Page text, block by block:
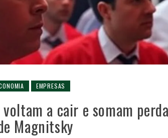
EMPRESAS
voltam a cair e somam
Magnitsky